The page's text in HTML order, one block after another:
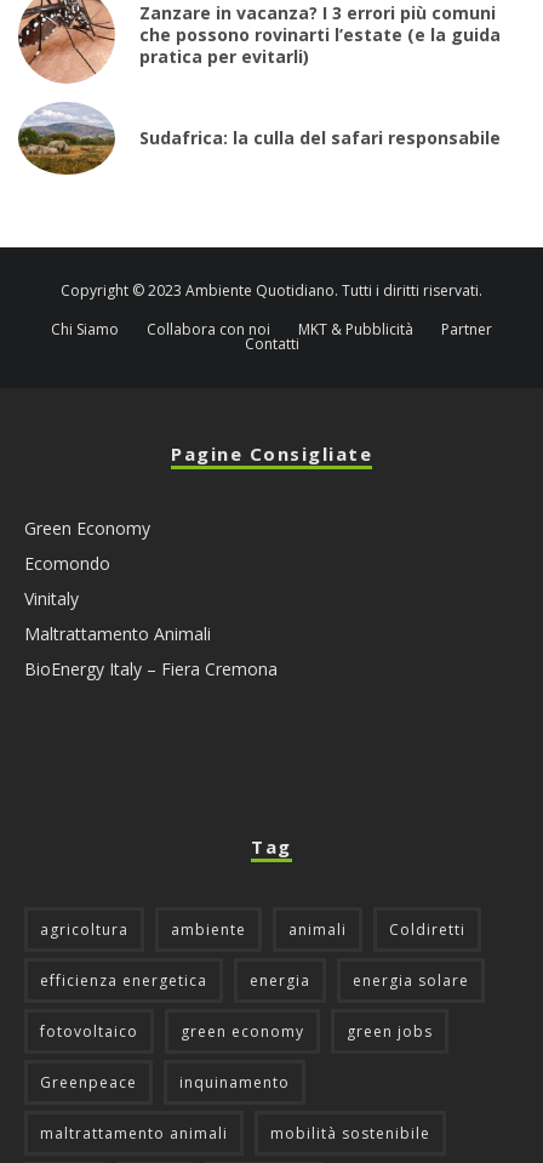
Zanzare in vacanza? I 3 errori più comuni
che possono rovinarti l’estate (e la guida
pratica per evitarli)
Sudafrica: la culla del safari responsabile
Copyright © 2023 Ambiente Quotidiano. Tutti i diritti riservati.
Chi Siamo
Collabora con noi MKT & Pubblicità Partner
Contatti
Pagine Consigliate
Green Economy
Ecomondo
Vinitaly
Maltrattamento Animali
BioEnergy Italy – Fiera Cremona
Tag
agricoltura ambiente animali Coldiretti
efficienza energetica energia energia solare
fotovoltaico green economy green jobs
Greenpeace inquinamento
maltrattamento animali mobilità sostenibile